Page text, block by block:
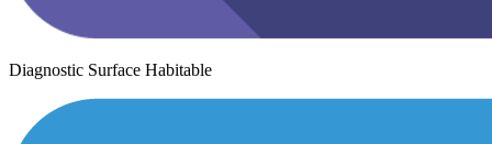
Diagnostic Surface Habitable